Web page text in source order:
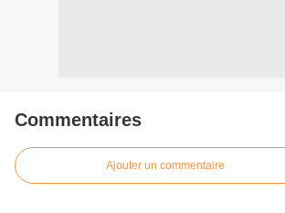
Commentaires
Ajouter un commentaire